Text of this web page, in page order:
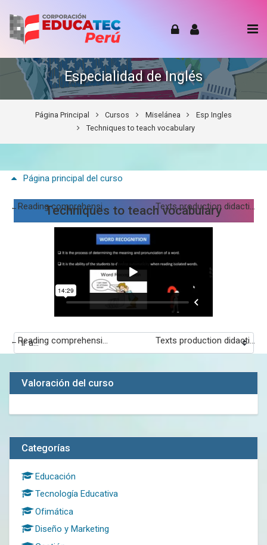
Especialidad de Inglés
Página Principal Cursos Miselánea
Esp Ingles
Techniques to teach vocabulary
Página principal del curso
← Reading comprehension approach
Techniques to teach vocabulary
Techniques to teach vocabulary
← Reading comprehension approach
Valoración del curso
Salta Categorías
Categorías
Educación
Tecnología Educativa
Ofimática
Diseño y Marketing